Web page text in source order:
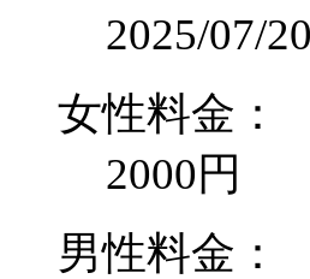
2025/07/
女性料金：
2000円
男性料金：